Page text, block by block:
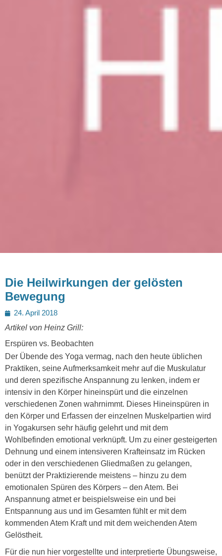
Die Heilwirkungen der gelösten
Bewegung
Posted
on
24. April 2018
Artikel von Heinz Grill:
Erspüren vs. Beobachten
Der Übende des Yoga vermag, nach den heute üblichen
Praktiken, seine Aufmerksamkeit mehr auf die Muskulatur
und deren spezifische Anspannung zu lenken, indem er
intensiv in den Körper hineinspürt und die einzelnen
verschiedenen Zonen wahrnimmt. Dieses Hineinspüren in
den Körper und Erfassen der einzelnen Muskelpartien wird
in Yogakursen sehr häufig gelehrt und mit dem
Wohlbefinden emotional verknüpft. Um zu einer gesteigerten
Dehnung und einem intensiveren Krafteinsatz im Rücken
oder in den verschiedenen Gliedmaßen zu gelangen,
benützt der Praktizierende meistens – hinzu zu dem
emotionalen Spüren des Körpers – den Atem. Bei
Anspannung atmet er beispielsweise ein und bei
Entspannung aus und im Gesamten fühlt er mit dem
kommenden Atem Kraft und mit dem weichenden Atem
Gelöstheit.
Für die nun hier vorgestellte und interpretierte Übungsweise,